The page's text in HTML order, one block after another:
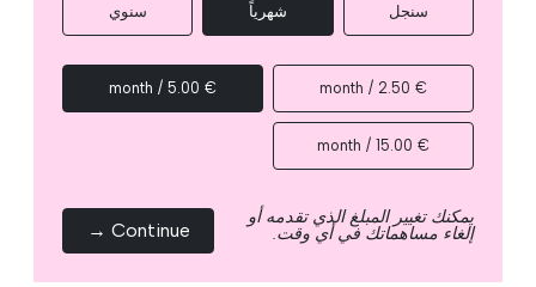
سنجل شهرياً سنوي
€ 2.50 / month
€ 5.00 / month
€ 15.00 / month
يمكنك تغيير المبلغ الذي تقدمه أو
إلغاء مساهماتك في أي وقت. Continue →